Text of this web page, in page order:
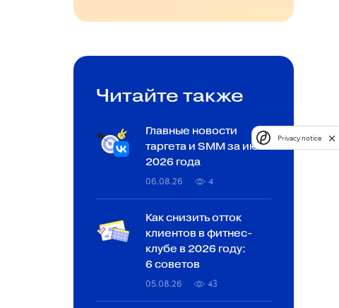
Читайте также
Главные новости
таргета и SMM за июль
2026 года
06.08.26 4
Как снизить отток
клиентов в фитнес-
клубе в 2026 году:
6 советов
05.08.26 43
Privacy notice